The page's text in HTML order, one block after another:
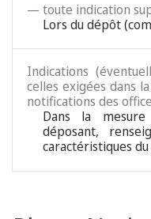
— toute indication
Lors du dépôt
Indications
celles exigées dans
notifications des
Dans la
déposant,
caractéristiques